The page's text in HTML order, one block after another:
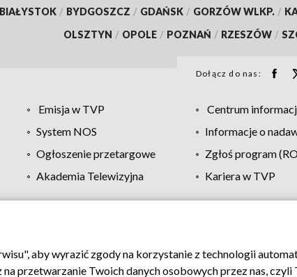
BIAŁYSTOK / BYDGOSZCZ / GDAŃSK / GORZÓW WLKP. /
OLSZTYN / OPOLE / POZNAŃ / RZESZÓW /
Dołącz do nas:
Emisja w TVP Centrum
System NOS Informacje o
Ogłoszenie przetargowe Zgłoś program
Akademia Telewizyjna Kariera w TVP
Regulamin TVP Polityka prywatności Moje zgody
aby wyrazić zgody na korzystanie z technologii
przetwarzanie Twoich danych osobowych przez nas, czyli